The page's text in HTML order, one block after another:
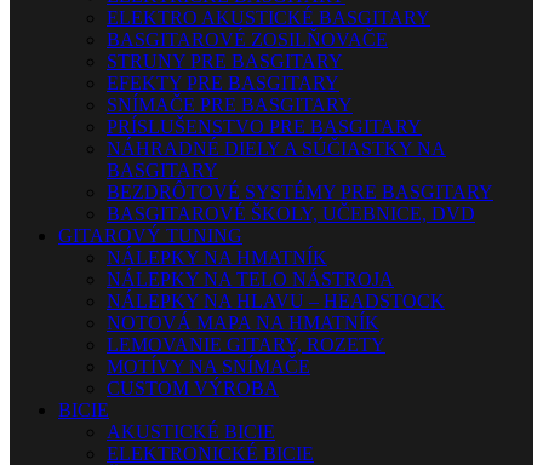
ELEKTRO AKUSTICKÉ BASGITARY
BASGITAROVÉ ZOSILŇOVAČE
STRUNY PRE BASGITARY
EFEKTY PRE BASGITARY
SNÍMAČE PRE BASGITARY
PRÍSLUŠENSTVO PRE BASGITARY
NÁHRADNÉ DIELY A SÚČIASTKY NA
BASGITARY
BEZDRÔTOVÉ SYSTÉMY PRE BASGITARY
BASGITAROVÉ ŠKOLY, UČEBNICE, DVD
GITAROVÝ TUNING
NÁLEPKY NA HMATNÍK
NÁLEPKY NA TELO NÁSTROJA
NÁLEPKY NA HLAVU – HEADSTOCK
NOTOVÁ MAPA NA HMATNÍK
LEMOVANIE GITARY, ROZETY
MOTÍVY NA SNÍMAČE
CUSTOM VÝROBA
BICIE
AKUSTICKÉ BICIE
ELEKTRONICKÉ BICIE